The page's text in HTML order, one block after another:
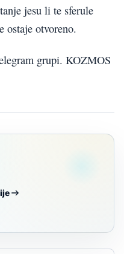
jesu li te sferule
ostaje otvoreno.
grupi. KOZMOS